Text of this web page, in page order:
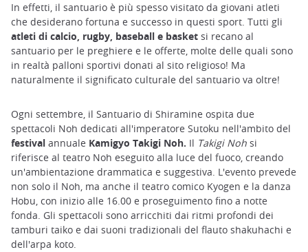
In effetti, il santuario è più spesso visitato da giovani atleti
che desiderano fortuna e successo in questi sport. Tutti gli
atleti di calcio, rugby, baseball e basket si recano al
santuario per le preghiere e le offerte, molte delle quali sono
in realtà palloni sportivi donati al sito religioso! Ma
naturalmente il significato culturale del santuario va oltre!
Ogni settembre, il Santuario di Shiramine ospita due
spettacoli Noh dedicati all'imperatore Sutoku nell'ambito del
festival annuale Kamigyo Takigi Noh. Il Takigi Noh si
riferisce al teatro Noh eseguito alla luce del fuoco, creando
un'ambientazione drammatica e suggestiva. L'evento prevede
non solo il Noh, ma anche il teatro comico Kyogen e la danza
Hobu, con inizio alle 16.00 e proseguimento fino a notte
fonda. Gli spettacoli sono arricchiti dai ritmi profondi dei
tamburi taiko e dai suoni tradizionali del flauto shakuhachi e
dell'arpa koto.